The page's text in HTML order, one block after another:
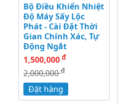
Bộ Điều Khiển Nhiệt
Độ Máy Sấy Lộc
Phát - Cài Đặt Thời
Gian Chính Xác, Tự
Động Ngắt
1,500,000 đ
2,000,000đ
Đặt hàng